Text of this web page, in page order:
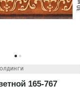
165-767